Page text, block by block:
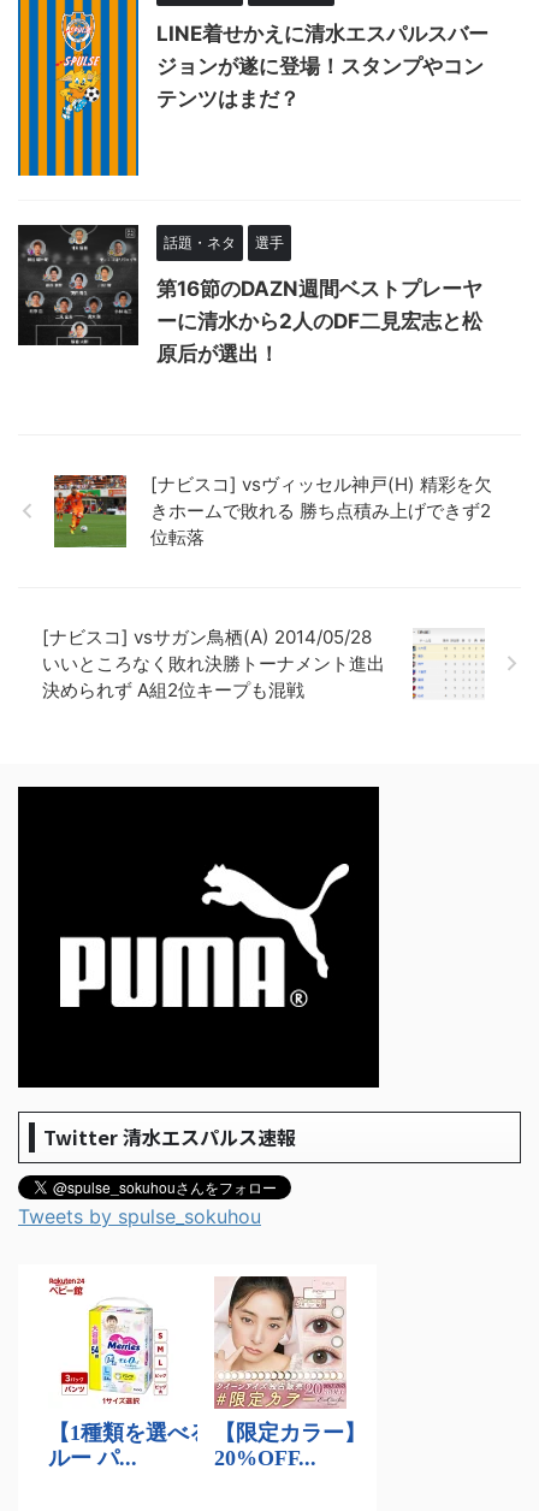
LINE着せかえに清水エスパルスバー
ジョンが遂に登場！スタンプやコン
テンツはまだ？
話題・ネタ 選手
第16節のDAZN週間ベストプレーヤ
ーに清水から2人のDF二見宏志と松
原后が選出！
[ナビスコ] vsヴィッセル神戸(H) 精彩を欠
きホームで敗れる 勝ち点積み上げできず2
位転落
[ナビスコ] vsサガン鳥栖(A) 2014/05/28
いいところなく敗れ決勝トーナメント進出
決められず A組2位キープも混戦
Twitter 清水エスパルス速報
Tweets by spulse_sokuhou